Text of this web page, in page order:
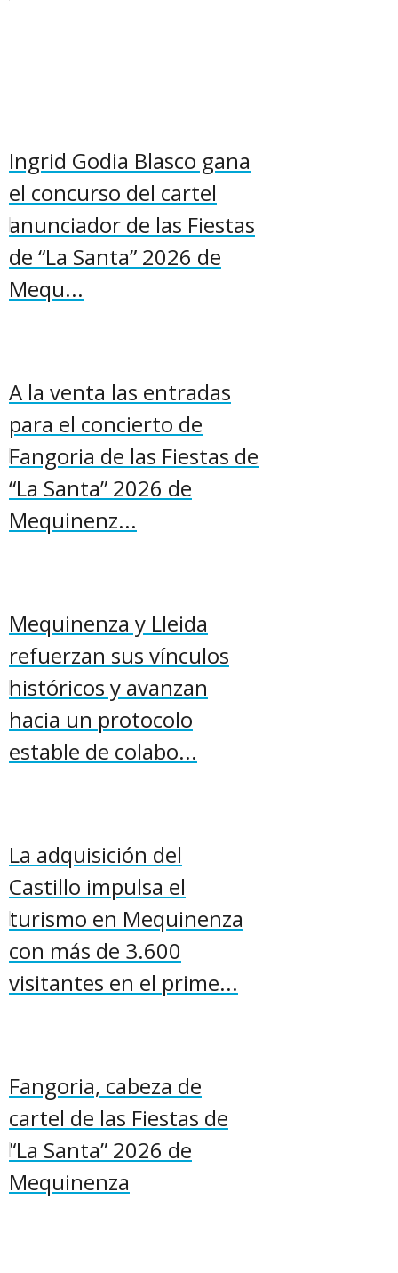
Ingrid Godia Blasco gana
el concurso del cartel
anunciador de las Fiestas
de “La Santa” 2026 de
Mequ...
A la venta las entradas
para el concierto de
Fangoria de las Fiestas de
“La Santa” 2026 de
Mequinenz...
Mequinenza y Lleida
refuerzan sus vínculos
históricos y avanzan
hacia un protocolo
estable de colabo...
La adquisición del
Castillo impulsa el
turismo en Mequinenza
con más de 3.600
visitantes en el prime...
Fangoria, cabeza de
cartel de las Fiestas de
“La Santa” 2026 de
Mequinenza